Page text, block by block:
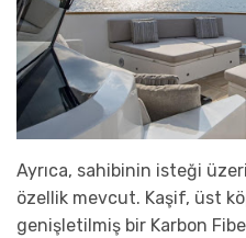
Ayrıca, sahibinin isteği
özellik mevcut. Kaşif, üst
genişletilmiş bir Karbon